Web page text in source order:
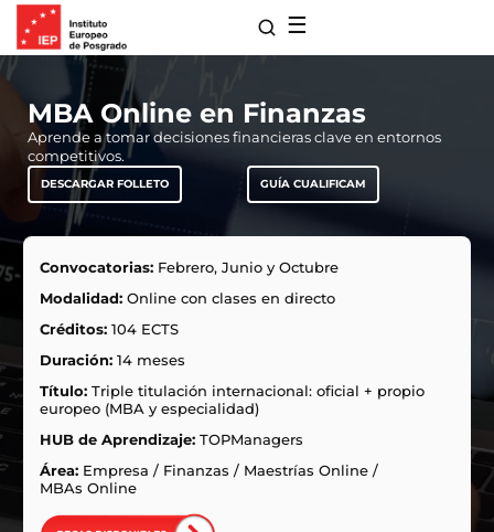
☰
Maestrías
de Extensión
Nosotros
Frecuentes
MBA Online en Finanzas
Aprende a tomar decisiones financieras clave en entornos
competitivos.
DESCARGAR FOLLETO GUÍA CUALIFICAM
Convocatorias:Febrero, Junio y Octubre
Modalidad:Online con clases en directo
Créditos:104 ECTS
Duración:14 meses
Título:Triple titulación internacional: oficial + propio
europeo (MBA y especialidad)
HUB de Aprendizaje:TOPManagers
Área: Empresa / Finanzas / Maestrías Online/
MBAs Online